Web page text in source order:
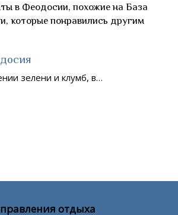
в Феодосии, похожие на База
которые понравились другим
зелени и клумб, в…
отдыха